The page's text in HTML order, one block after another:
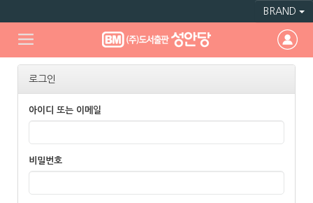
BRAND
로그인
아이디 또는 이메일
비밀번호